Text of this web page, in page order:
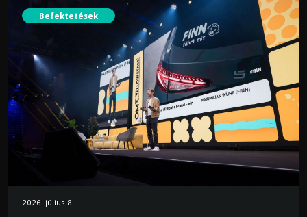
Befektetések
2026. július 8.